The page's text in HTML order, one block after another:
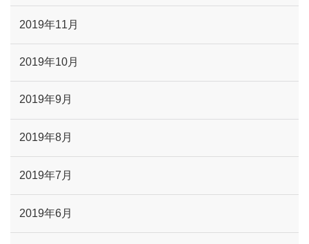
2019年11月
2019年10月
2019年9月
2019年8月
2019年7月
2019年6月